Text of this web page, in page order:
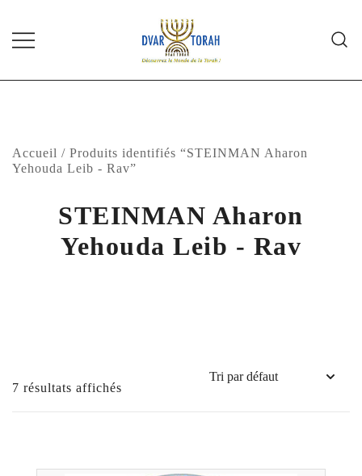
content
Dvar Torah
Accueil / Produits identifiés “STEINMAN Aharon
Yehouda Leib - Rav”
STEINMAN Aharon
Yehouda Leib - Rav
7 résultats affichés